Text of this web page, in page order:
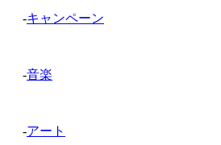
-キャンペーン
-音楽
-アート